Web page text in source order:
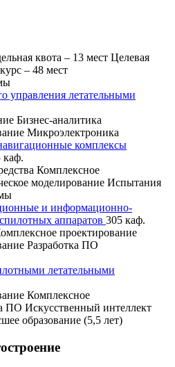
квота – 13 мест Целевая
– 48 мест
управления летательными
Бизнес-аналитика
Микроэлектроника
комплексы
каф.
Комплексное
моделирование Испытания
и информационно-
аппаратов 305 каф.
проектирование
Разработка ПО
летательными
Комплексное
ПО Искусственный интеллект
образование (5,5 лет)